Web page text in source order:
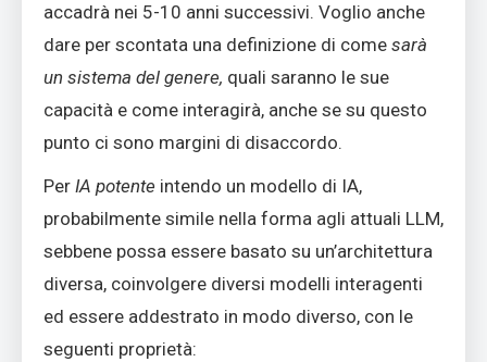
accadrà nei 5-10 anni successivi. Voglio anche
dare per scontata una definizione di come sarà
un sistema del genere, quali saranno le sue
capacità e come interagirà, anche se su questo
punto ci sono margini di disaccordo.
Per IA potente intendo un modello di IA,
probabilmente simile nella forma agli attuali LLM,
sebbene possa essere basato su un’architettura
diversa, coinvolgere diversi modelli interagenti
ed essere addestrato in modo diverso, con le
seguenti proprietà: